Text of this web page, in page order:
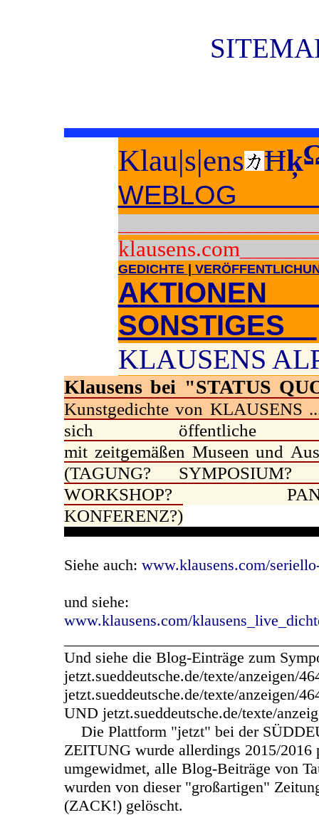
Klau|s|ens Ħķ
WEBLOG
klausens.com
GEDICHTE
SONSTIGES
KLAUSENS
Klausens bei "STATUS
Kunstgedichte von KLAUSENS
sich öffentliche
mit zeitgemäßen Museen und
(TAGUNG? SYMPOSIUM?
WORKSHOP?
KONFERENZ?)
Siehe auch: www.klausens.com/
und siehe:
www.klausens.com/
Und siehe die Blog-Einträge zum
jetzt.sueddeutsche.de/texte/anzeigen/
jetzt.sueddeutsche.de/texte/anzeigen/
UND jetzt.sueddeutsche.de/texte/
Die Plattform "jetzt" bei der
ZEITUNG wurde allerdings 2015/2016
umgewidmet, alle Blog-Beiträge von
wurden von dieser "großartigen"
(ZACK!) gelöscht.